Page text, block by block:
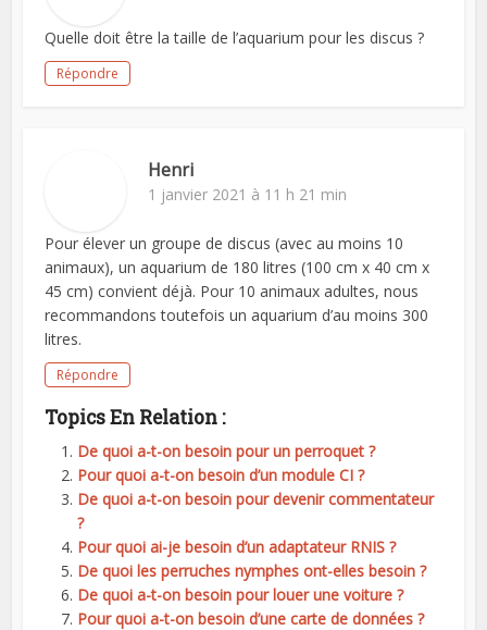
Quelle doit être la taille de l’aquarium pour les discus ?
Répondre
Henri
1 janvier 2021 à 11 h 21 min
Pour élever un groupe de discus (avec au moins 10
animaux), un aquarium de 180 litres (100 cm x 40 cm x
45 cm) convient déjà. Pour 10 animaux adultes, nous
recommandons toutefois un aquarium d’au moins 300
litres.
Répondre
Topics En Relation :
De quoi a-t-on besoin pour un perroquet ?
Pour quoi a-t-on besoin d’un module CI ?
De quoi a-t-on besoin pour devenir commentateur
?
Pour quoi ai-je besoin d’un adaptateur RNIS ?
De quoi les perruches nymphes ont-elles besoin ?
De quoi a-t-on besoin pour louer une voiture ?
Pour quoi a-t-on besoin d’une carte de données ?